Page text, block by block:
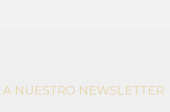
A NUESTRO NEWSLETTER